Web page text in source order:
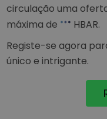
circulação uma
máxima de
HBAR.
Registe-se agora
único e intrigante.